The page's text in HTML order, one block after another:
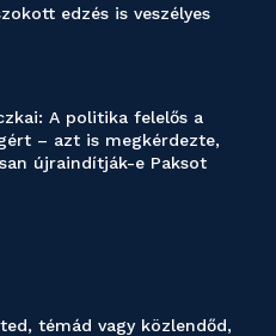
edzés is veszélyes
A politika felelős a
– azt is megkérdezte,
újraindítják-e Paksot
témád vagy közlendőd,